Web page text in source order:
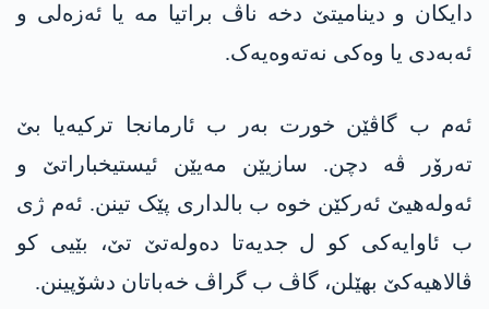
دایکان و دینامیتێ دخە ناڤ براتیا مە یا ئەزەلی و
ئەبەدی یا وەکی نەتەوەیەک.
ئەم ب گاڤێن خورت بەر ب ئارمانجا ترکیەیا بێ
تەرۆر ڤە دچن. سازیێن مەیێن ئیستیخباراتێ و
ئەولەھیێ ئەرکێن خوە ب بالداری پێک تینن. ئەم ژی
ب ئاوایەکی کو ل جدیەتا دەولەتێ تێ، بێیی کو
ڤالاھیەکێ بھێلن، گاڤ ب گراڤ خەباتان دشۆپینن.